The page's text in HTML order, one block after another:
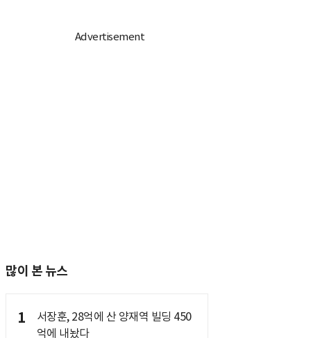
많이 본 뉴스
1
서장훈, 28억에 산 양재역 빌딩 450
억에 내놨다